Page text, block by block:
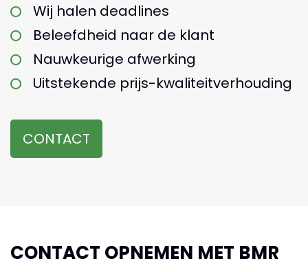
Wij halen deadlines
Beleefdheid naar de klant
Nauwkeurige afwerking
Uitstekende prijs-kwaliteitverhouding
CONTACT
CONTACT OPNEMEN MET BMR